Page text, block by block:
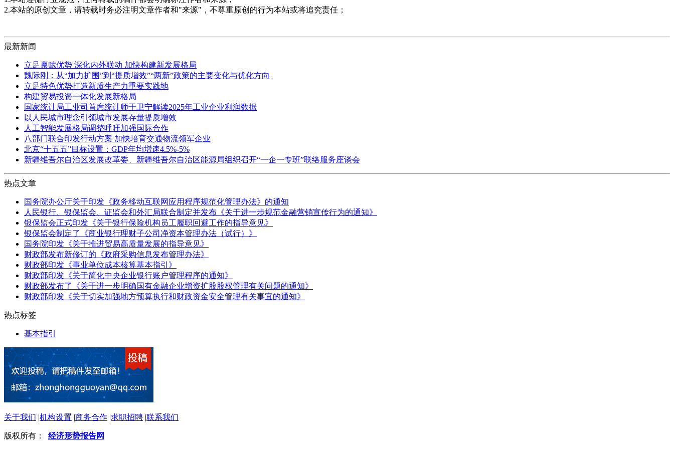
2.本站的原创文章，请转载时务必注明文章作者和"来源"，不尊重原创的行为本站或将追究责任；
最新新闻
立足禀赋优势 深化内外联动 加快构建新发展格局
魏际刚：从“加力扩围”到“提质增效”“两新”政策的主要变化与优化方向
立足特色优势打造新质生产力重要实践地
构建贸易投资一体化发展新格局
国家统计局工业司首席统计师于卫宁解读2025年工业企业利润数据
以人民城市理念引领城市发展存量提质增效
人工智能发展格局调整呼吁加强国际合作
八部门联合印发行动方案 加快培育交通物流领军企业
北京“十五五”目标设置：GDP年均增速4.5%-5%
新疆维吾尔自治区发展改革委、新疆维吾尔自治区能源局组织召开“一企一专班”联络服务座谈会
热点文章
国务院办公厅关于印发《政务移动互联网应用程序规范化管理办法》的通知
人民银行、银保监会、证监会和外汇局联合制定并发布《关于进一步规范金融营销宣传行为的通知》
银保监会正式印发《关于银行保险机构员工履职回避工作的指导意见》
银保监会制定了《商业银行理财子公司净资本管理办法（试行）》
国务院印发《关于推进贸易高质量发展的指导意见》
财政部发布新修订的《政府采购信息发布管理办法》
财政部印发《事业单位成本核算基本指引》
财政部印发《关于简化中央企业银行账户管理程序的通知》
财政部发布了《关于进一步明确国有金融企业增资扩股股权管理有关问题的通知》
财政部印发《关于切实加强地方预算执行和财政资金安全管理有关事宜的通知》
热点标签
基本指引
关于我们 |机构设置 |商务合作 |求职招聘 |联系我们
版权所有： 经济形势报告网